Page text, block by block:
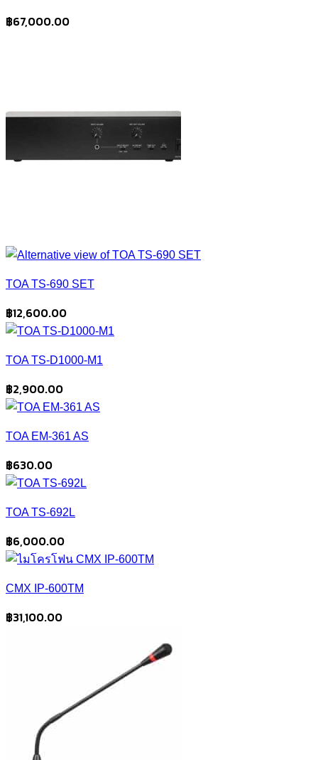
฿67,000.00
TOA TS-690 SET
฿12,600.00
TOA TS-D1000-M1
฿2,900.00
TOA EM-361 AS
฿630.00
TOA TS-692L
฿6,000.00
CMX IP-600TM
฿31,100.00